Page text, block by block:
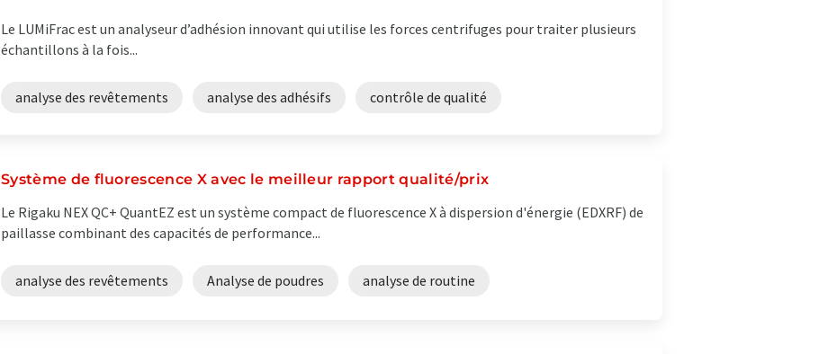
Le LUMiFrac est un analyseur d’adhésion innovant qui utilise les forces centrifuges pour traiter plusieurs
échantillons à la fois...
analyse des revêtements analyse des adhésifs contrôle de qualité
Système de fluorescence X avec le meilleur rapport qualité/prix
Le Rigaku NEX QC+ QuantEZ est un système compact de fluorescence X à dispersion d'énergie (EDXRF) de
paillasse combinant des capacités de performance...
analyse des revêtements Analyse de poudres analyse de routine